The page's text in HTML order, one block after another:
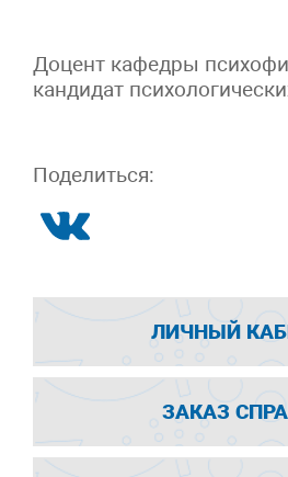
Доцент кафедры
кандидат
Поделиться:
ЛИЧНЫЙ
ЗАКАЗ